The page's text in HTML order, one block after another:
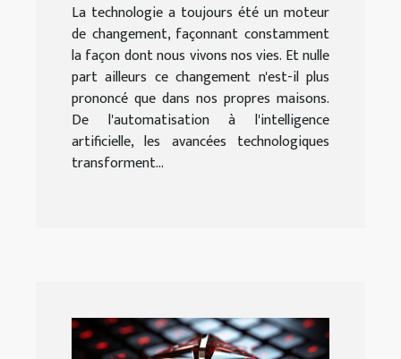
La technologie a toujours été un moteur
de changement, façonnant constamment
la façon dont nous vivons nos vies. Et nulle
part ailleurs ce changement n'est-il plus
prononcé que dans nos propres maisons.
De l'automatisation à l'intelligence
artificielle, les avancées technologiques
transforment...